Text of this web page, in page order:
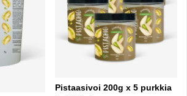
Pistaasivoi 200g x 5 purkkia